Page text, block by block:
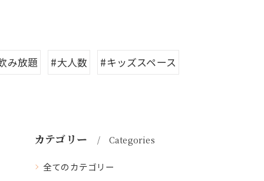
み放題 #大人数
#キッズスペース
カテゴリー Categories
全てのカテゴリー